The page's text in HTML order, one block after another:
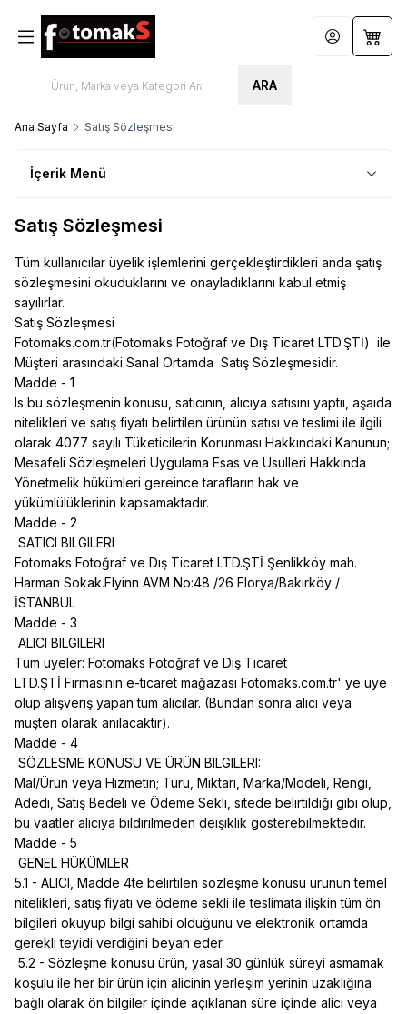
ARA
Hesabım
Ana Sayfa Satış Sözleşmesi
İçerik Menü
Satış Sözleşmesi
Tüm kullanıcılar üyelik işlemlerini gerçekleştirdikleri anda şatış
sözleşmesini okuduklarını ve onayladıklarını kabul etmiş
sayılırlar.
Satış Sözleşmesi
Fotomaks.com.tr(Fotomaks Fotoğraf ve Dış Ticaret LTD.ŞTİ) ile
Müşteri arasındaki Sanal Ortamda Satış Sözleşmesidir.
Madde - 1
Is bu sözleşmenin konusu, satıcının, alıcıya satısını yaptıı, aşaıda
nitelikleri ve satış fiyatı belirtilen ürünün satısı ve teslimi ile ilgili
olarak 4077 sayılı Tüketicilerin Korunması Hakkındaki Kanunun;
Mesafeli Sözleşmeleri Uygulama Esas ve Usulleri Hakkında
Yönetmelik hükümleri gereince tarafların hak ve
yükümlülüklerinin kapsamaktadır.
Madde - 2
SATICI BILGILERI
Fotomaks Fotoğraf ve Dış Ticaret LTD.ŞTİ Şenlikköy mah.
Harman Sokak.Flyinn AVM No:48 /26 Florya/Bakırköy /
İSTANBUL
Madde - 3
ALICI BILGILERI
Tüm üyeler: Fotomaks Fotoğraf ve Dış Ticaret
LTD.ŞTİ Firmasının e-ticaret mağazası Fotomaks.com.tr' ye üye
olup alışveriş yapan tüm alıcılar. (Bundan sonra alıcı veya
müşteri olarak anılacaktır).
Madde - 4
SÖZLESME KONUSU VE ÜRÜN BILGILERI:
Mal/Ürün veya Hizmetin; Türü, Miktarı, Marka/Modeli, Rengi,
Adedi, Satış Bedeli ve Ödeme Sekli, sitede belirtildiği gibi olup,
bu vaatler alıcıya bildirilmeden deişiklik gösterebilmektedir.
Madde - 5
GENEL HÜKÜMLER
5.1 - ALICI, Madde 4te belirtilen sözleşme konusu ürünün temel
nitelikleri, satış fiyatı ve ödeme sekli ile teslimata ilişkin tüm ön
bilgileri okuyup bilgi sahibi olduğunu ve elektronik ortamda
gerekli teyidi verdiğini beyan eder.
5.2 - Sözleşme konusu ürün, yasal 30 günlük süreyi asmamak
koşulu ile her bir ürün için alicinin yerleşim yerinin uzaklığına
bağlı olarak ön bilgiler içinde açıklanan süre içinde alici veya